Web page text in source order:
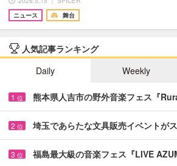
ニュース
舞台
人気記事ランキング
Daily
Weekly
1 位 熊本県人吉市の野外音楽フェス『
2 位 埼玉であらたな文具販売イベント
3 位 福島最大級の音楽フェス『LIVE